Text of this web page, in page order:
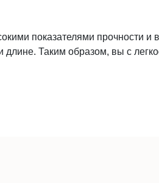
показателями прочности и
Таким образом, вы с